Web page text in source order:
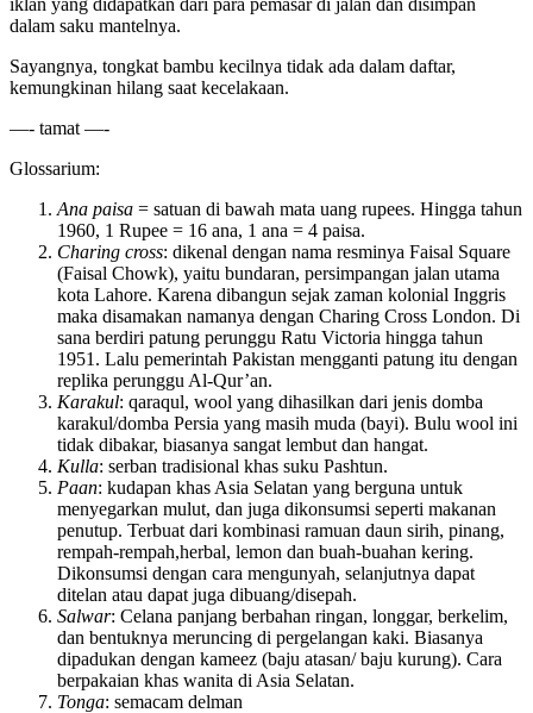
iklan yang didapatkan dari para pemasar di jalan dan disimpan
dalam saku mantelnya.
Sayangnya, tongkat bambu kecilnya tidak ada dalam daftar,
kemungkinan hilang saat kecelakaan.
—- tamat —-
Glossarium:
Ana paisa = satuan di bawah mata uang rupees. Hingga tahun
1960, 1 Rupee = 16 ana, 1 ana = 4 paisa.
Charing cross: dikenal dengan nama resminya Faisal Square
(Faisal Chowk), yaitu bundaran, persimpangan jalan utama
kota Lahore. Karena dibangun sejak zaman kolonial Inggris
maka disamakan namanya dengan Charing Cross London. Di
sana berdiri patung perunggu Ratu Victoria hingga tahun
1951. Lalu pemerintah Pakistan mengganti patung itu dengan
replika perunggu Al-Qur’an.
Karakul: qaraqul, wool yang dihasilkan dari jenis domba
karakul/domba Persia yang masih muda (bayi). Bulu wool ini
tidak dibakar, biasanya sangat lembut dan hangat.
Kulla: serban tradisional khas suku Pashtun.
Paan: kudapan khas Asia Selatan yang berguna untuk
menyegarkan mulut, dan juga dikonsumsi seperti makanan
penutup. Terbuat dari kombinasi ramuan daun sirih, pinang,
rempah-rempah,herbal, lemon dan buah-buahan kering.
Dikonsumsi dengan cara mengunyah, selanjutnya dapat
ditelan atau dapat juga dibuang/disepah.
Salwar: Celana panjang berbahan ringan, longgar, berkelim,
dan bentuknya meruncing di pergelangan kaki. Biasanya
dipadukan dengan kameez (baju atasan/ baju kurung). Cara
berpakaian khas wanita di Asia Selatan.
Tonga: semacam delman